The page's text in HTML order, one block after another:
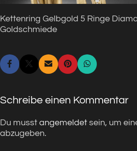
Kettenring Gelbgold 5 Ringe
Goldschmiede
Schreibe einen Kommentar
Du musst angemeldet sein, um
abzugeben.